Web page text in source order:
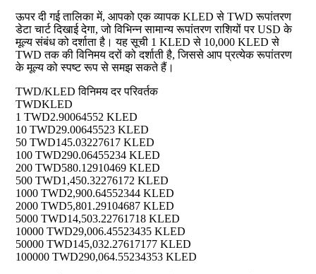
ऊपर दी गई तालिका में, आपको एक व्यापक KLED से TWD रूपांतरण
डेटा चार्ट दिखाई देगा, जो विभिन्न सामान्य रूपांतरण राशियों पर USD के
मूल्य संबंध को दर्शाता है। यह सूची 1 KLED से 10,000 KLED से
TWD तक की विनिमय दरों को दर्शाती है, जिससे आप प्रत्येक रूपांतरण
के मूल्य को स्पष्ट रूप से समझ सकते हैं।
TWD/KLED विनिमय दर परिवर्तक
TWDKLED
1 TWD2.90064552 KLED
10 TWD29.00645523 KLED
50 TWD145.03227617 KLED
100 TWD290.06455234 KLED
200 TWD580.12910469 KLED
500 TWD1,450.32276172 KLED
1000 TWD2,900.64552344 KLED
2000 TWD5,801.29104687 KLED
5000 TWD14,503.22761718 KLED
10000 TWD29,006.45523435 KLED
50000 TWD145,032.27617177 KLED
100000 TWD290,064.55234353 KLED